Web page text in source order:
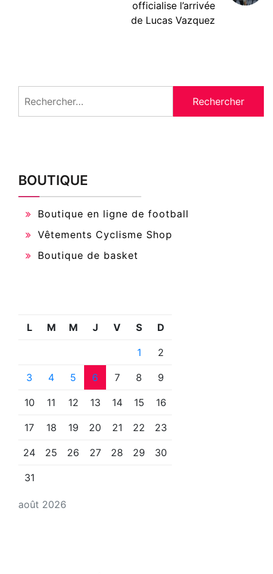
officialise l’arrivée
de Lucas Vazquez
BOUTIQUE
Boutique en ligne de football
Vêtements Cyclisme Shop
Boutique de basket
août 2026
L M M J V S D
1 2
3 4 5 6 7 8 9
10 11 12 13 14 15 16
17 18 19 20 21 22 23
24 25 26 27 28 29 30
31